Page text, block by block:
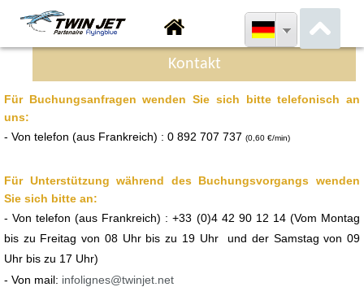
Kontakt
Für Buchungsanfragen wenden Sie sich bitte telefonisch an
uns:
- Von telefon (aus Frankreich) : 0 892 707 737 (0,60 €/min)
Für Unterstützung während des Buchungsvorgangs wenden
Sie sich bitte an:
- Von telefon(aus Frankreich) :+33 (0)4 42 90 12 14 (Vom Montag
bis zu Freitag von 08 Uhr bis zu 19 Uhr und der Samstag von 09
Uhr bis zu 17 Uhr)
- Von mail: infolignes@twinjet.net